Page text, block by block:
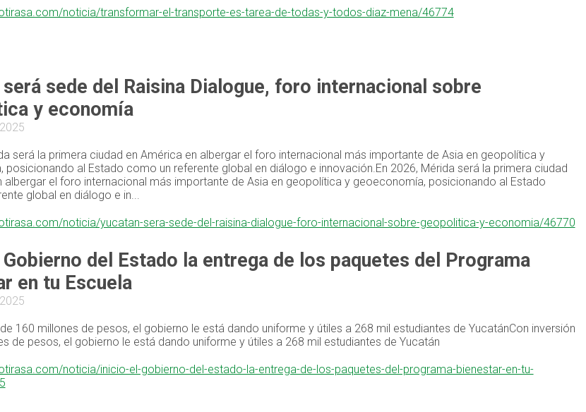
noticia/transformar-el-transporte-es-tarea-de-todas-y-todos-diaz-mena/46774
será sede del Raisina Dialogue, foro internacional sobre
y economía
será la primera ciudad en América en albergar el foro internacional más importante de Asia en geopolítica y
posicionando al Estado como un referente global en diálogo e innovación.En 2026, Mérida será la primera ciudad
albergar el foro internacional más importante de Asia en geopolítica y geoeconomía, posicionando al Estado
global en diálogo e in...
noticia/yucatan-sera-sede-del-raisina-dialogue-foro-internacional-sobre-geopolitica-y-economia/46770
del Estado la entrega de los paquetes del Programa
en tu Escuela
160 millones de pesos, el gobierno le está dando uniforme y útiles a 268 mil estudiantes de YucatánCon inversión
de pesos, el gobierno le está dando uniforme y útiles a 268 mil estudiantes de Yucatán
noticia/inicio-el-gobierno-del-estado-la-entrega-de-los-paquetes-del-programa-bienestar-en-tu-